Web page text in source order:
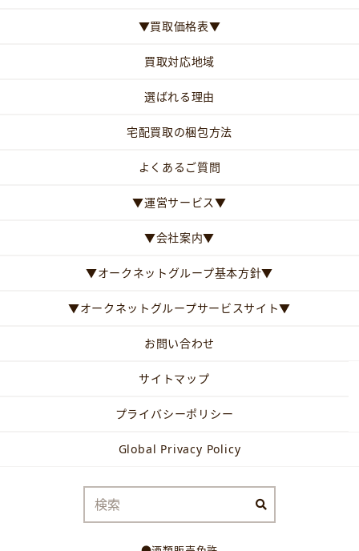
▼買取価格表▼
買取対応地域
選ばれる理由
宅配買取の梱包方法
よくあるご質問
▼運営サービス▼
▼会社案内▼
▼オークネットグループ基本方針▼
▼オークネットグループサービスサイト▼
お問い合わせ
サイトマップ
プライバシーポリシー
Global Privacy Policy